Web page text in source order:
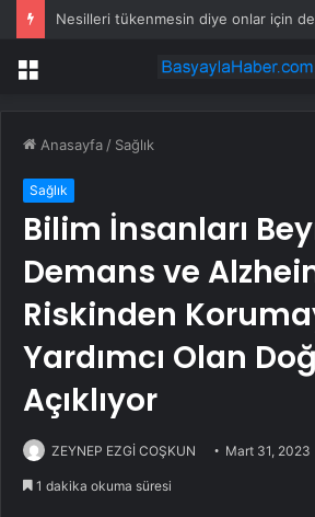
Avrupa’da Türklere kapıları açık
Menü
Anasayfa / Sağlık
Sağlık
Bilim İnsanları
Demans ve
Riskinden
Yardımcı Olan
Açıklıyor
ZEYNEP EZGİ COŞKUN Mart 31, 2023
1 dakika okuma süresi